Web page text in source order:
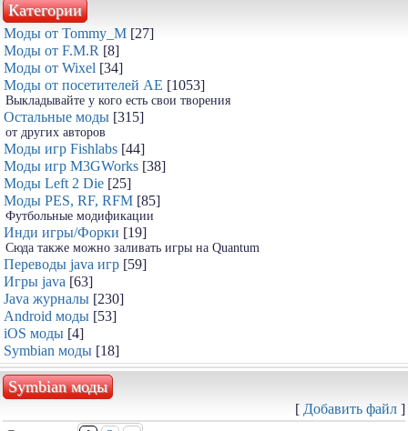
Категории
Моды от Tommy_M [27]
Моды от F.M.R [8]
Моды от Wixel [34]
Моды от посетителей АЕ [1053]
Выкладывайте у кого есть свои творения
Остальные моды [315]
от других авторов
Моды игр Fishlabs [44]
Моды игр M3GWorks [38]
Моды Left 2 Die [25]
Моды PES, RF, RFM [85]
Футбольные модификации
Инди игры/Форки [19]
Сюда также можно заливать игры на Quantum
Переводы java игр [59]
Игры java [63]
Java журналы [230]
Android моды [53]
iOS моды [4]
Symbian моды [18]
Symbian моды
[ Добавить файл ]